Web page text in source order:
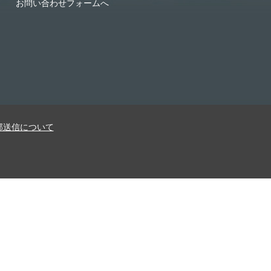
お問い合わせフォームへ
信について